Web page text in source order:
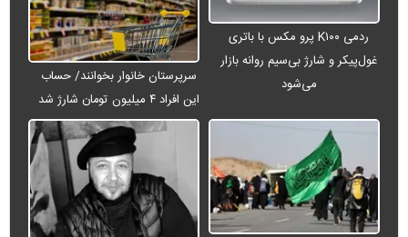
ردمی K۱۰۰ پرو مکس با باتری
غول‌پیکر و شارژ بی‌سیم روانه بازار
می‌شود
سرپرستان خانوار بخوانند/ حساب
این افراد ۴ میلیون تومان شارژ شد